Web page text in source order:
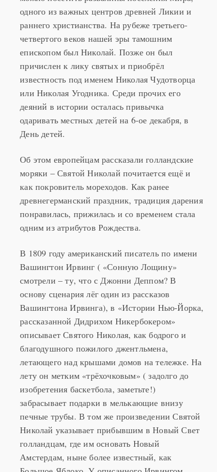
одного из важных центров древней Ликии и
раннего христианства. На рубеже третьего-
четвертого веков нашей эры тамошним
епископом был Николай. Позже он был
причислен к лику святых и приобрёл
известность под именем Николая Чудотворца
или Николая Угодника. Среди прочих его
деяний в истории осталась привычка
одаривать местных детей на 6-ое декабря, в
День детей.
Об этом европейцам рассказали голландские
моряки – Святой Николай почитается ещё и
как покровитель мореходов. Как ранее
древнегерманский праздник, традиция дарения
понравилась, прижилась и со временем стала
одним из атрибутов Рождества.
В 1809 году американский писатель по имени
Вашингтон Ирвинг ( «Сонную Лощину»
смотрели – ту, что с Джонни Деппом? В
основу сценария лёг один из рассказов
Вашингтона Ирвинга), в «Истории Нью-Йорка,
рассказанной Дидрихом Никербокером»
описывает Святого Николая, как бодрого и
благодушного пожилого джентльмена,
летающего над крышами домов на тележке. На
лету он метким «трёхочковым» ( задолго до
изобретения баскетбола, заметьте!)
забрасывает подарки в мелькающие внизу
печные трубы. В том же произведении Святой
Николай указывает прибывшим в Новый Свет
голландцам, где им основать Новый
Амстердам, ныне более известный, как